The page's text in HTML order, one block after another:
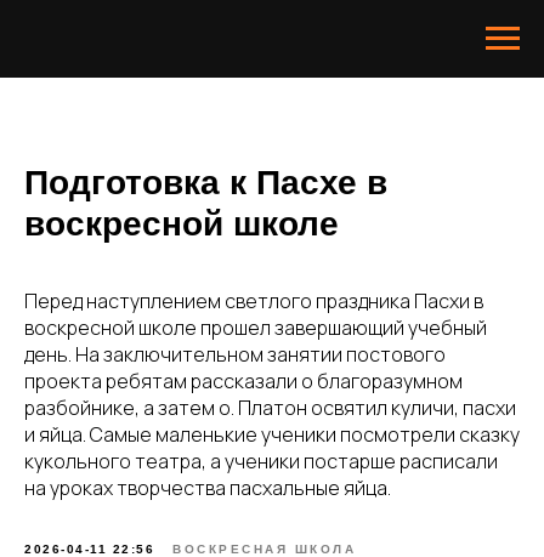
Подготовка к Пасхе в
воскресной школе
Перед наступлением светлого праздника Пасхи в
воскресной школе прошел завершающий учебный
день. На заключительном занятии постового
проекта ребятам рассказали о благоразумном
разбойнике, а затем о. Платон освятил куличи, пасхи
и яйца. Самые маленькие ученики посмотрели сказку
кукольного театра, а ученики постарше расписали
на уроках творчества пасхальные яйца.
2026-04-11 22:56 ВОСКРЕСНАЯ ШКОЛА